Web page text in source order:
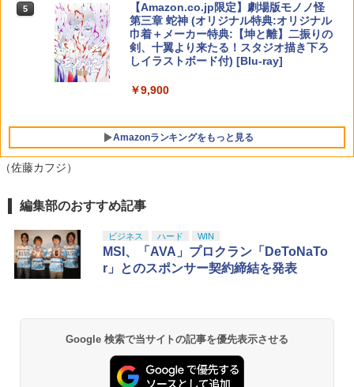
￥11,010
ートバッグ(神威・阿伏兎)+描きおろしミ
ニキャラステッカー) [ 杉田智和 ]
￥14,850
5
【Amazon.co.jp限定】劇場版モノノ怪
第三章 蛇神 (オリジナル特典:オリジナル
巾着＋メーカー特典:【坤と離】二振りの
剣、十翼より来たる！スタジオ描き下ろ
しイラストボード付) [Blu-ray]
￥9,900
Amazonランキングをもっと見る
（佐藤カフジ）
編集部のおすすめ記事
ビジネス ハード WIN
MSI、「AVA」プロクラン「DeToNaTo
r」とのスポンサー契約締結を発表
Google 検索で当サイトの記事を優先表示させる